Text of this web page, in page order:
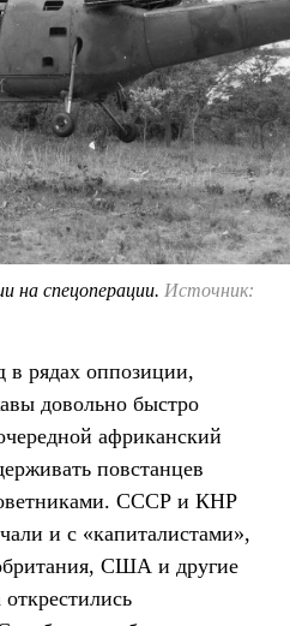
на спецоперации. Источник:
в рядах оппозиции,
довольно быстро
африканский
повстанцев
СССР и КНР
и с «капиталистами»,
США и другие